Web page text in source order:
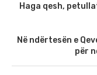
Haga qesh,
Në ndërtesën e
për